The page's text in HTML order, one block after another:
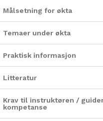
Målsetning for økta
Temaer under økta
Praktisk informasjon
Litteratur
Krav til instruktøren /
kompetanse